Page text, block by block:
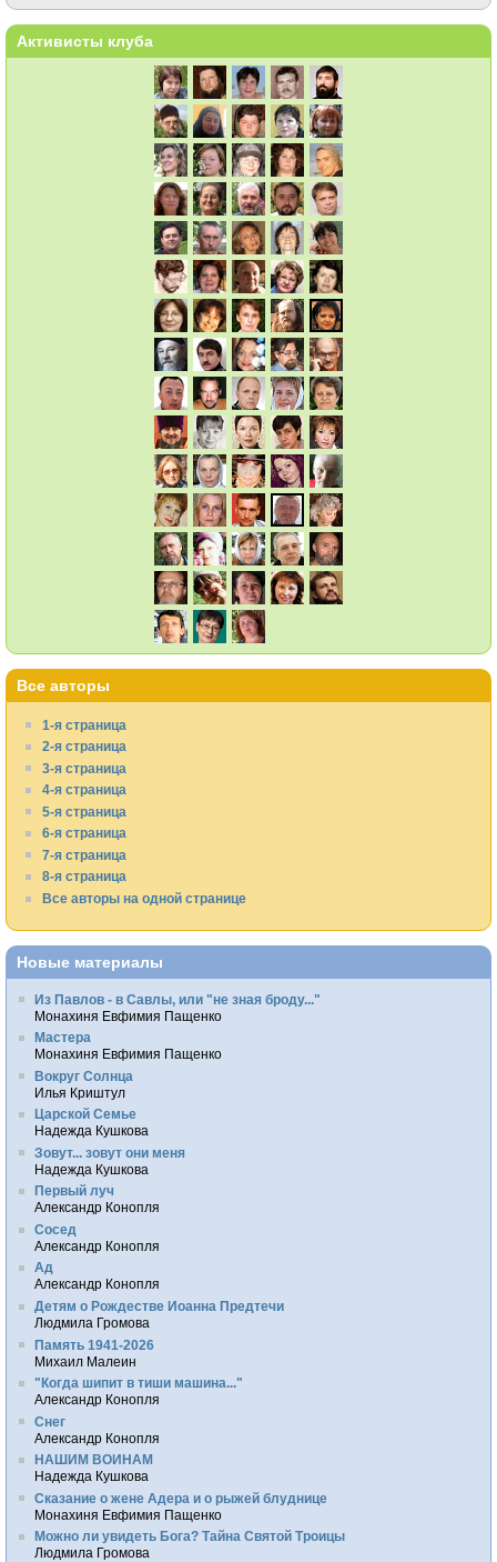
Активисты клуба
Все авторы
1-я страница
2-я страница
3-я страница
4-я страница
5-я страница
6-я страница
7-я страница
8-я страница
Все авторы на одной странице
Новые материалы
Из Павлов - в Савлы, или "не зная броду..."
Монахиня Евфимия Пащенко
Мастера
Монахиня Евфимия Пащенко
Вокруг Солнца
Илья Криштул
Царской Семье
Надежда Кушкова
Зовут... зовут они меня
Надежда Кушкова
Первый луч
Александр Конопля
Сосед
Александр Конопля
Ад
Александр Конопля
Детям о Рождестве Иоанна Предтечи
Людмила Громова
Память 1941-2026
Михаил Малеин
"Когда шипит в тиши машина..."
Александр Конопля
Снег
Александр Конопля
НАШИМ ВОИНАМ
Надежда Кушкова
Сказание о жене Адера и о рыжей блуднице
Монахиня Евфимия Пащенко
Можно ли увидеть Бога? Тайна Святой Троицы
Людмила Громова